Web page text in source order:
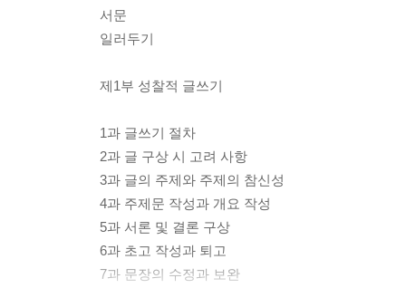
서문
일러두기
제1부 성찰적 글쓰기
1과 글쓰기 절차
2과 글 구상 시 고려 사항
3과 글의 주제와 주제의 참신성
4과 주제문 작성과 개요 작성
5과 서론 및 결론 구상
6과 초고 작성과 퇴고
7과 문장의 수정과 보완